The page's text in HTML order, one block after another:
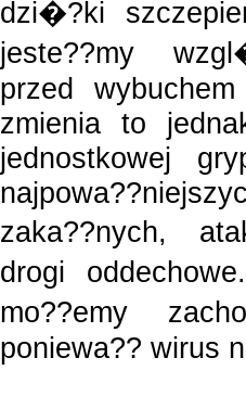
dzi�?ki
jeste??my
przed
zmienia to
jednostkowej
zaka??nych,
drogi
mo??emy
poniewa??